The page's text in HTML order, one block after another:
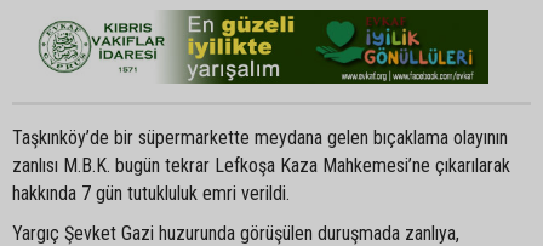
Taşkınköy’de bir süpermarkette meydana gelen bıçaklama olayının
zanlısı M.B.K. bugün tekrar Lefkoşa Kaza Mahkemesi’ne çıkarılarak
hakkında 7 gün tutukluluk emri verildi.
Yargıç Şevket Gazi huzurunda görüşülen duruşmada zanlıya,